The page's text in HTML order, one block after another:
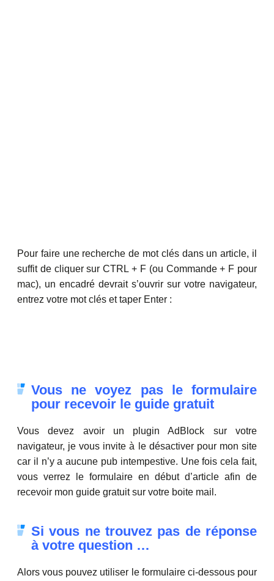
Pour faire une recherche de mot clés dans un article, il
suffit de cliquer sur CTRL + F (ou Commande + F pour
mac), un encadré devrait s’ouvrir sur votre navigateur,
entrez votre mot clés et taper Enter :
Vous ne voyez pas le formulaire
pour recevoir le guide gratuit
Vous devez avoir un plugin AdBlock sur votre
navigateur, je vous invite à le désactiver pour mon site
car il n’y a aucune pub intempestive. Une fois cela fait,
vous verrez le formulaire en début d’article afin de
recevoir mon guide gratuit sur votre boite mail.
Si vous ne trouvez pas de réponse
à votre question …
Alors vous pouvez utiliser le formulaire ci-dessous pour